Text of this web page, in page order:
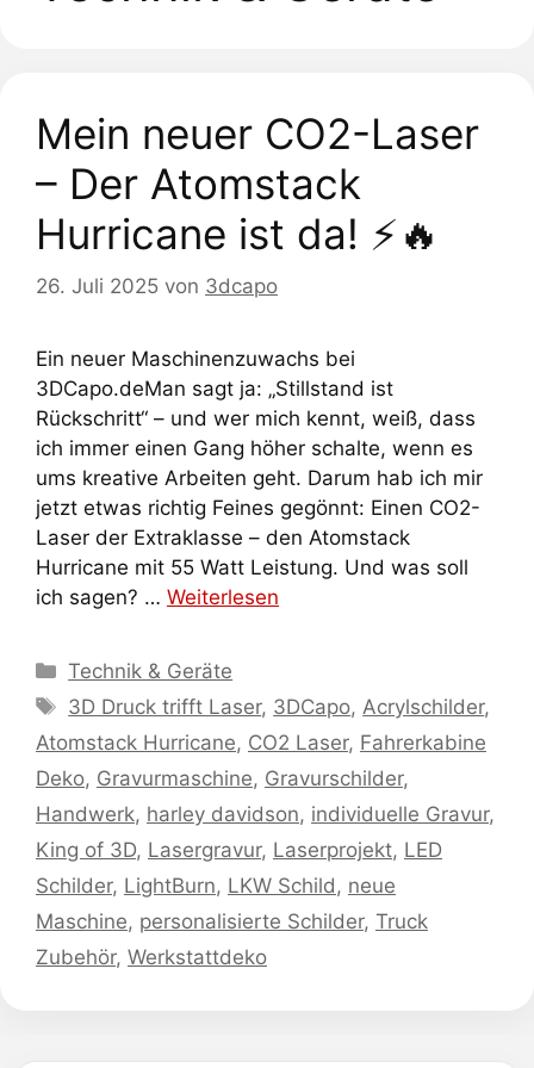
Mein neuer CO2-Laser
– Der Atomstack
Hurricane ist da! ⚡🔥
26. Juli 2025 von 3dcapo
Ein neuer Maschinenzuwachs bei
3DCapo.deMan sagt ja: „Stillstand ist
Rückschritt“ – und wer mich kennt, weiß, dass
ich immer einen Gang höher schalte, wenn es
ums kreative Arbeiten geht. Darum hab ich mir
jetzt etwas richtig Feines gegönnt: Einen CO2-
Laser der Extraklasse – den Atomstack
Hurricane mit 55 Watt Leistung. Und was soll
ich sagen? … Weiterlesen
Kategorien
Technik & Geräte
Schlagwörter
3D Druck trifft Laser, 3DCapo,Acrylschilder,
Atomstack Hurricane, CO2 Laser, Fahrerkabine
Deko, Gravurmaschine, Gravurschilder,
Handwerk, harley davidson, individuelle Gravur,
King of 3D, Lasergravur, Laserprojekt, LED
Schilder, LightBurn, LKW Schild, neue
Maschine, personalisierte Schilder, Truck
Zubehör, Werkstattdeko